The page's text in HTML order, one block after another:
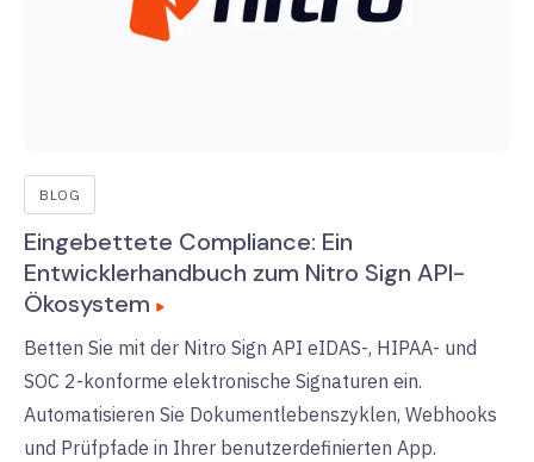
BLOG
Eingebettete Compliance: Ein
Entwicklerhandbuch zum Nitro Sign API-
Ökosystem
Betten Sie mit der Nitro Sign API eIDAS-, HIPAA- und
SOC 2-konforme elektronische Signaturen ein.
Automatisieren Sie Dokumentlebenszyklen, Webhooks
und Prüfpfade in Ihrer benutzerdefinierten App.